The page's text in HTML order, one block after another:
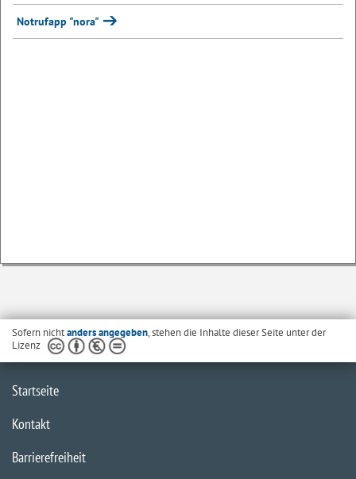
Notrufapp "nora"
Sofern nichtanders angegeben, stehen die Inhalte dieser Seite unter der
Lizenz
Startseite
Kontakt
Barrierefreiheit